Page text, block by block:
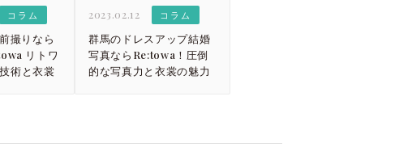
コラム
撮りなら
リトワ
術と衣裳
2023.02.12 コラム
群馬のドレスアップ結婚
写真ならRe:towa！圧倒
的な写真力と衣裳の魅力